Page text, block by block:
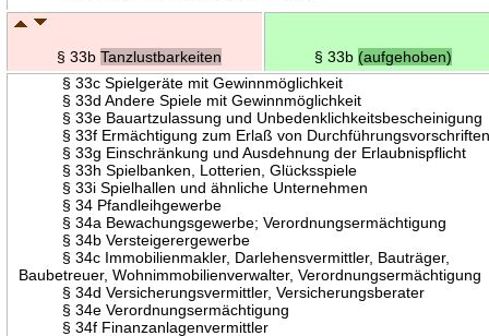
§ 33bTanzlustbarkeiten § 33b (aufgehoben)
§ 33c Spielgeräte mit Gewinnmöglichkeit
§ 33d Andere Spiele mit Gewinnmöglichkeit
§ 33e Bauartzulassung und Unbedenklichkeitsbescheinigung
§ 33f Ermächtigung zum Erlaß von
§ 33g Einschränkung und Ausdehnung der Erlaubnispflicht
§ 33h Spielbanken, Lotterien, Glücksspiele
§ 33i Spielhallen und ähnliche Unternehmen
§ 34 Pfandleihgewerbe
§ 34a Bewachungsgewerbe; Verordnungsermächtigung
§ 34b Versteigerergewerbe
§ 34c Immobilienmakler, Darlehensvermittler, Bauträger,
Baubetreuer, Wohnimmobilienverwalter, Verordnungsermächtigung
§ 34d Versicherungsvermittler, Versicherungsberater
§ 34e Verordnungsermächtigung
§ 34f Finanzanlagenvermittler